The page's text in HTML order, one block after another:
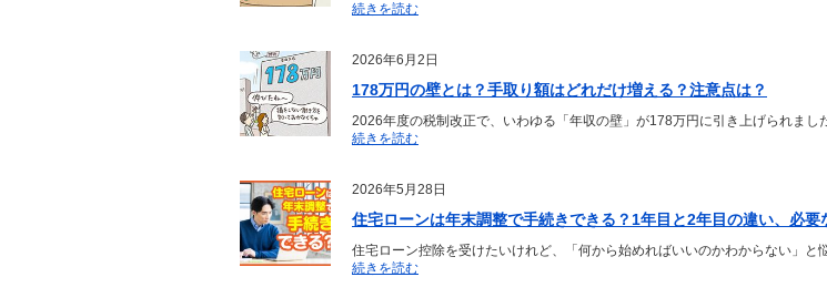
続きを読む
2026年6月2日
178万円の壁とは？手取り額はどれだけ増える？注意点は？
2026年度の税制改正で、いわゆる「年収の壁」が178万円に引き上げられまし
続きを読む
2026年5月28日
住宅ローンは年末調整で手続きできる？1年目と2年目の違い、必要
住宅ローン控除を受けたいけれど、「何から始めればいいのかわからない」
続きを読む